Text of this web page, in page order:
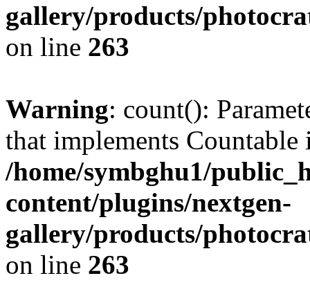
gallery/products/
on line 263
Warning: count():
that implements Countable
/home/symbghu1/
content/plugins/nextgen-
gallery/products/
on line 263